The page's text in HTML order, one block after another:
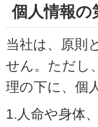
個人情報の
当社は、原則
せん。ただし
理の下に、個
1.人命や身体